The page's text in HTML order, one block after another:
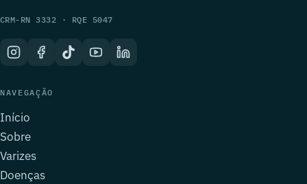
CRM-RN 3332 · RQE 5047
NAVEGAÇÃO
Início
Sobre
Varizes
Doenças